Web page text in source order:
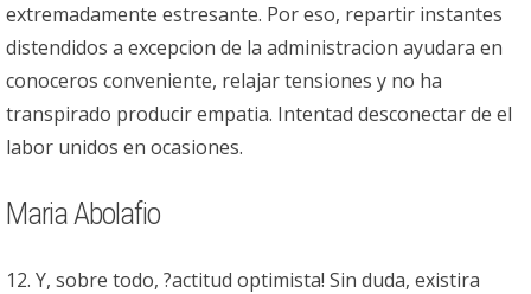
extremadamente estresante. Por eso, repartir instantes
distendidos a excepcion de la administracion ayudara en
conoceros conveniente, relajar tensiones y no ha
transpirado producir empatia. Intentad desconectar de el
labor unidos en ocasiones.
Maria Abolafio
12. Y, sobre todo, ?actitud optimista! Sin duda, existira